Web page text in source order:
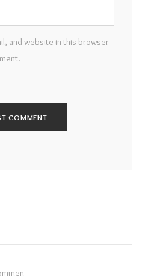
and website in this browser